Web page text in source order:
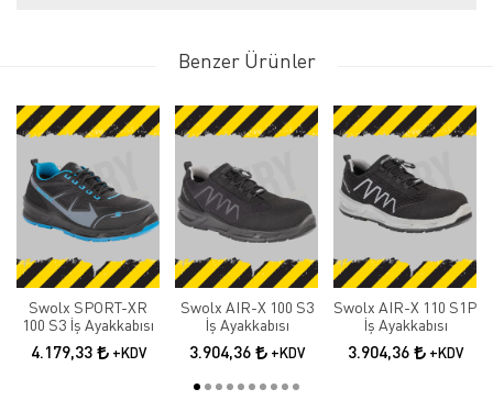
Benzer Ürünler
Swolx SPORT-XR
100 S3 İş Ayakkabısı
4.179,33 +KDV
Swolx AIR-X 100 S3
İş Ayakkabısı
3.904,36 +KDV
Swolx AIR-X 110 S1P
İş Ayakkabısı
3.904,36 +KDV